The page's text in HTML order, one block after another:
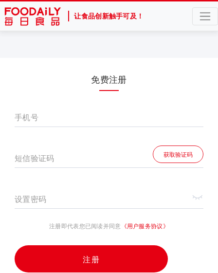
让食品创新触手可及！
免费注册
手机号
短信验证码 获取验证码
设置密码
注册即代表您已阅读并同意 《用户服务协议》
注册